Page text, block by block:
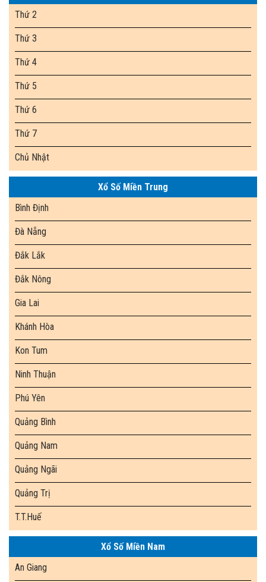
Thứ 2
Thứ 3
Thứ 4
Thứ 5
Thứ 6
Thứ 7
Chủ Nhật
Xổ Số Miền Trung
Bình Định
Đà Nẵng
Đắk Lắk
Đắk Nông
Gia Lai
Khánh Hòa
Kon Tum
Ninh Thuận
Phú Yên
Quảng Bình
Quảng Nam
Quảng Ngãi
Quảng Trị
T.T.Huế
Xổ Số Miền Nam
An Giang